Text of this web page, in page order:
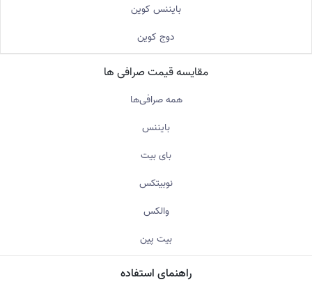
بایننس کوین
دوج کوین
مقایسه قیمت صرافی ها
همه صرافی‌ها
بایننس
بای بیت
نوبیتکس
والکس
بیت پین
راهنمای استفاده